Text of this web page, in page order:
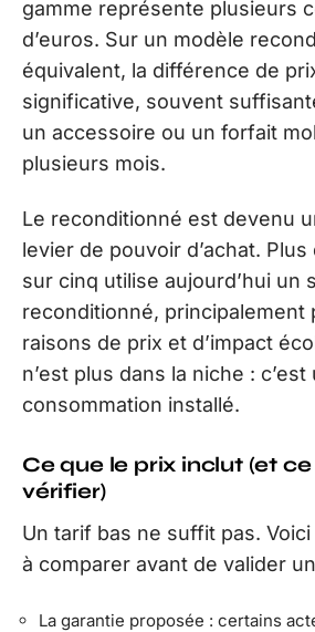
gamme représente plusieurs
d’euros. Sur un modèle
équivalent, la différence de
significative, souvent
un accessoire ou un forfait
plusieurs mois.
Le reconditionné est devenu
levier de pouvoir d’achat. Plus
sur cinq utilise aujourd’hui un
reconditionné, principalement
raisons de prix et d’impact
n’est plus dans la niche :
consommation installé.
Ce que le prix inclut (et ce
vérifier)
Un tarif bas ne suffit pas.
à comparer avant de valider
La garantie proposée : certains